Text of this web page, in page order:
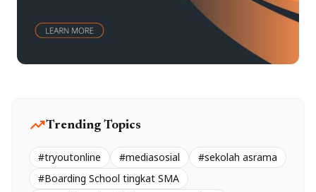
trending_upTrending Topics
#tryoutonline #mediasosial
#sekolah asrama
#Boarding School tingkat SMA